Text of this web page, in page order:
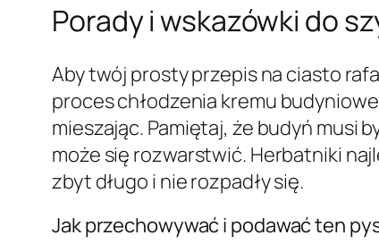
Porady i wskazówki do
Aby twój prosty przepis na ciasto
proces chłodzenia kremu
mieszając. Pamiętaj, że budyń musi
może się rozwarstwić. Herbatniki
zbyt długo i nie rozpadły się.
Jak przechowywać i podawać ten